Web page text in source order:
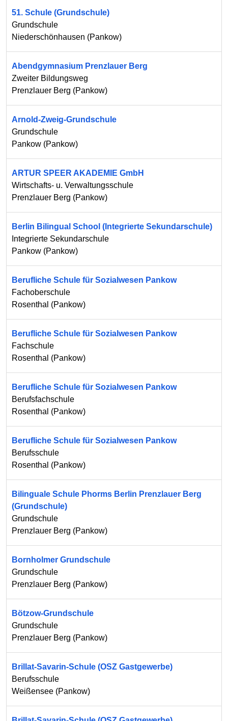
51. Schule (Grundschule)
Grundschule
Niederschönhausen (Pankow)
Abendgymnasium Prenzlauer Berg
Zweiter Bildungsweg
Prenzlauer Berg (Pankow)
Arnold-Zweig-Grundschule
Grundschule
Pankow (Pankow)
ARTUR SPEER AKADEMIE GmbH
Wirtschafts- u. Verwaltungsschule
Prenzlauer Berg (Pankow)
Berlin Bilingual School (Integrierte Sekundarschule)
Integrierte Sekundarschule
Pankow (Pankow)
Berufliche Schule für Sozialwesen Pankow
Fachoberschule
Rosenthal (Pankow)
Berufliche Schule für Sozialwesen Pankow
Fachschule
Rosenthal (Pankow)
Berufliche Schule für Sozialwesen Pankow
Berufsfachschule
Rosenthal (Pankow)
Berufliche Schule für Sozialwesen Pankow
Berufsschule
Rosenthal (Pankow)
Bilinguale Schule Phorms Berlin Prenzlauer Berg
(Grundschule)
Grundschule
Prenzlauer Berg (Pankow)
Bornholmer Grundschule
Grundschule
Prenzlauer Berg (Pankow)
Bötzow-Grundschule
Grundschule
Prenzlauer Berg (Pankow)
Brillat-Savarin-Schule (OSZ Gastgewerbe)
Berufsschule
Weißensee (Pankow)